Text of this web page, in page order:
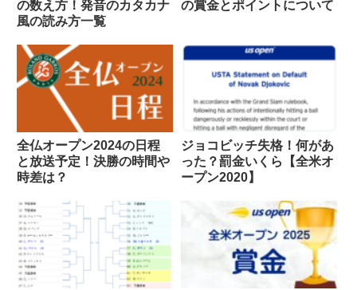
の数え方！発音のカタカナ
風の読み方一覧
の賞金とポイントについて
全仏オープン2024の日程
と放送予定！決勝の時間や
時差は？
ジョコビッチ失格！何があ
った？罰金いくら【全米オ
ープン2020】